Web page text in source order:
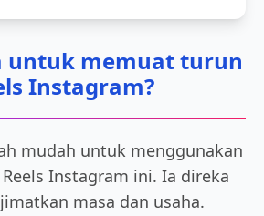
untuk memuat turun
Instagram?
mudah untuk menggunakan
Instagram ini. Ia direka
masa dan usaha.